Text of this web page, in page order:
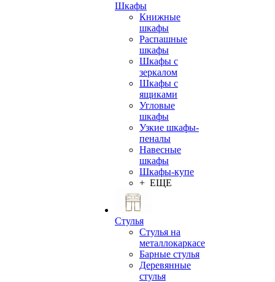
Шкафы
Книжные
шкафы
Распашные
шкафы
Шкафы с
зеркалом
Шкафы с
ящиками
Угловые
шкафы
Узкие шкафы-
пеналы
Навесные
шкафы
Шкафы-купе
+ ЕЩЕ
Стулья
Стулья на
металлокаркасе
Барные стулья
Деревянные
стулья